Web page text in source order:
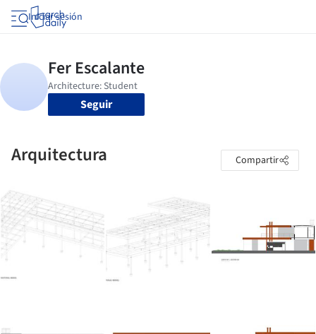
Iniciar sesión
Seguir
Arquitectura Compartir